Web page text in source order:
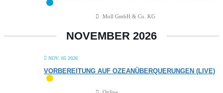
Moll GmbH & Co. KG
NOVEMBER 2026
NOV. 05 2026
VORBEREITUNG AUF OZEANÜBERQUERUNGEN (LIVE)